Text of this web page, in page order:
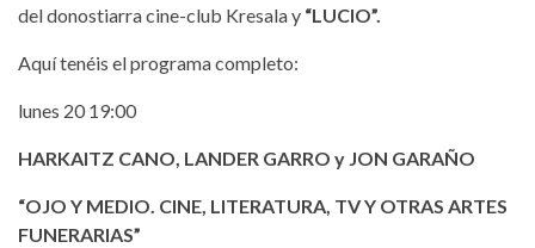
del donostiarra cine-club Kresala y “LUCIO”.
Aquí tenéis el programa completo:
lunes 20 19:00
HARKAITZ CANO, LANDER GARRO y JON GARAÑO
“OJO Y MEDIO. CINE, LITERATURA, TV Y OTRAS ARTES
FUNERARIAS”